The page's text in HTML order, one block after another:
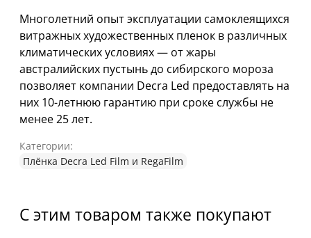
Многолетний опыт эксплуатации самоклеящихся
витражных художественных пленок в различных
климатических условиях — от жары
австралийских пустынь до сибирского мороза
позволяет компании Decra Led предоставлять на
них 10-летнюю гарантию при сроке службы не
менее 25 лет.
Категории:
Плёнка Decra Led Film и RegaFilm
С этим товаром также покупают